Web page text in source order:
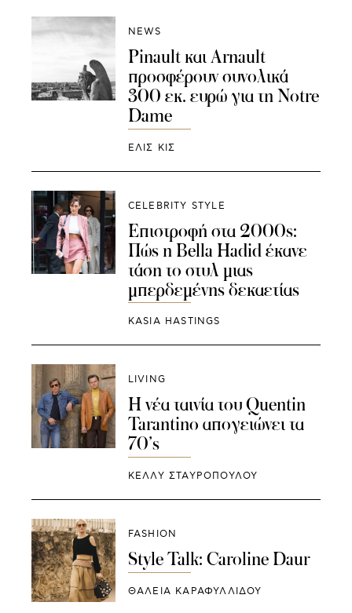
NEWS
Pinault και Arnault
προσφέρουν συνολικά
300 εκ. ευρώ για τη Notre
Dame
ΕΛΙΣ ΚΙΣ
CELEBRITY STYLE
Επιστροφή στα 2000s:
Πώς η Bella Hadid έκανε
τάση το στυλ μιας
μπερδεμένης δεκαετίας
KASIA HASTINGS
LIVING
Η νέα ταινία του Quentin
Tarantino απογειώνει τα
70’s
ΚΕΛΛΥ ΣΤΑΥΡΟΠΟΥΛΟΥ
FASHION
Style Talk: Caroline Daur
ΘΑΛΕΙΑ ΚΑΡΑΦΥΛΛΙΔΟΥ